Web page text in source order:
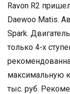
Ravon R2
Daewoo Matis.
Spark.
только 4-х
максимальную
тыс. руб.